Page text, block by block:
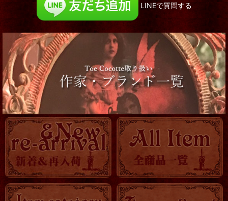
LINEで質問する